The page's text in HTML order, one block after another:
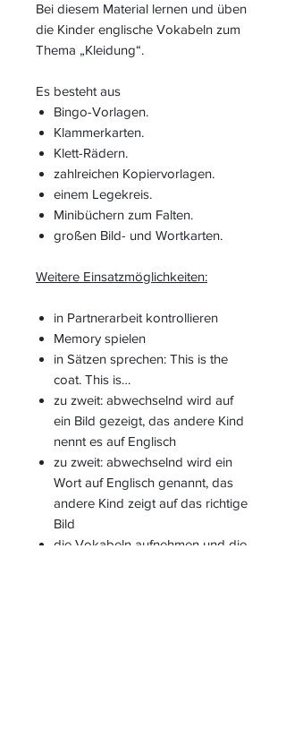
Bei diesem Material lernen und üben
die Kinder englische Vokabeln zum
Thema „Kleidung“.
Es besteht aus
Bingo-Vorlagen.
Klammerkarten.
Klett-Rädern.
zahlreichen Kopiervorlagen.
einem Legekreis.
Minibüchern zum Falten.
großen Bild- und Wortkarten.
Weitere Einsatzmöglichkeiten:
in Partnerarbeit kontrollieren
Memory spielen
in Sätzen sprechen: This is the
coat. This is…
zu zweit: abwechselnd wird auf
ein Bild gezeigt, das andere Kind
nennt es auf Englisch
zu zweit: abwechselnd wird ein
Wort auf Englisch genannt, das
andere Kind zeigt auf das richtige
Bild
die Vokabeln aufnehmen und die